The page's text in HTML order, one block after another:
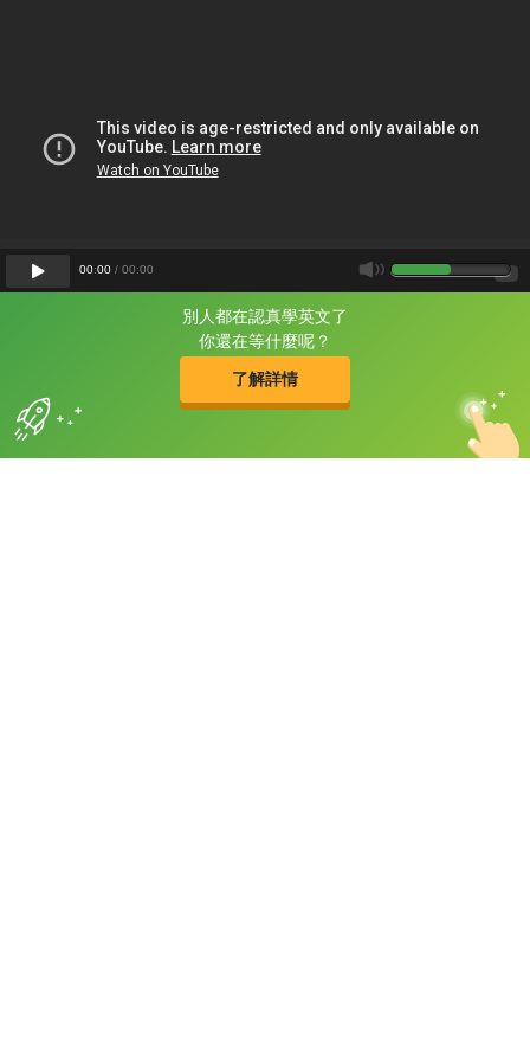
別人都在認真學英文了
你還在等什麼呢？
了解詳情
片尾有
攻其不背
的品牌故事
00:00 / 00:00